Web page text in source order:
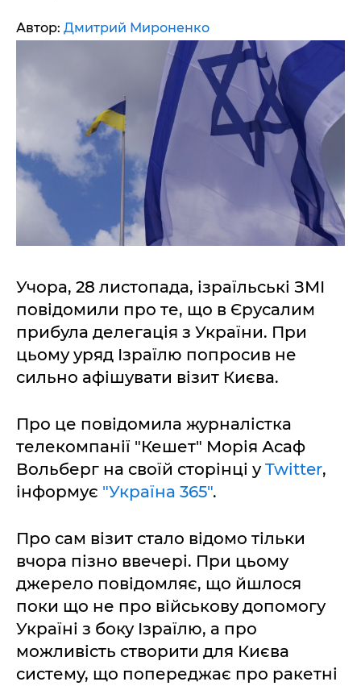
Автор: Дмитрий Мироненко
Учора, 28 листопада, ізраїльські ЗМІ
повідомили про те, що в Єрусалим
прибула делегація з України. При
цьому уряд Ізраїлю попросив не
сильно афішувати візит Києва.
Про це повідомила журналістка
телекомпанії "Кешет" Морія Асаф
Вольберг на своїй сторінці уTwitter,
інформує "Україна 365".
Про сам візит стало відомо тільки
вчора пізно ввечері. При цьому
джерело повідомляє, що йшлося
поки що не про військову допомогу
Україні з боку Ізраїлю, а про
можливість створити для Києва
систему, що попереджає про ракетні